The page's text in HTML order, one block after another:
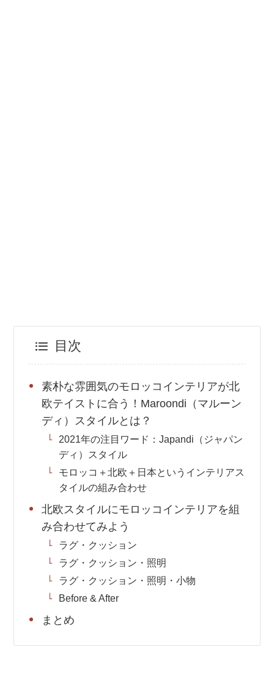
目次
素朴な雰囲気のモロッコインテリアが北
欧テイストに合う！Maroondi（マルーン
ディ）スタイルとは？
2021年の注目ワード：Japandi（ジャパン
ディ）スタイル
モロッコ＋北欧＋日本というインテリアス
タイルの組み合わせ
北欧スタイルにモロッコインテリアを組
み合わせてみよう
ラグ・クッション
ラグ・クッション・照明
ラグ・クッション・照明・小物
Before & After
まとめ